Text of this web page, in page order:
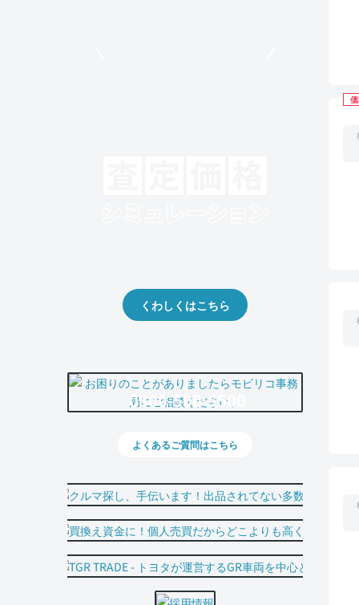
くわしくはこちら
0800-500-5500
よくあるご質問はこちら